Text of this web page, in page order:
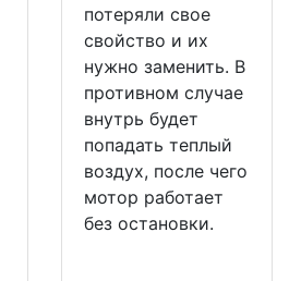
потеряли свое
свойство и их
нужно заменить. В
противном случае
внутрь будет
попадать теплый
воздух, после чего
мотор работает
без остановки.